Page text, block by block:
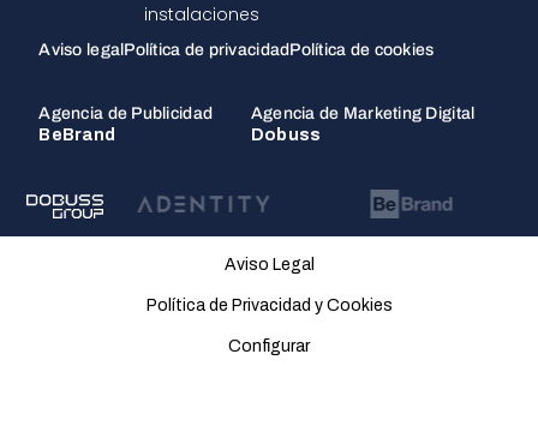
instalaciones
Aviso legal Política de privacidad Política de cookies
Agencia de Publicidad
BeBrand
Agencia de Marketing Digital
Dobuss
Aviso Legal
Política de Privacidad y Cookies
Configurar